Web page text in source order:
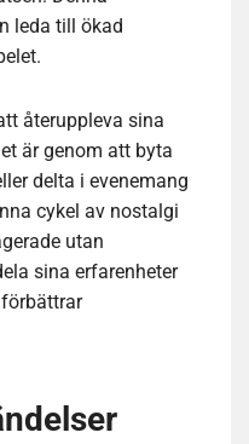
leda till ökad
återuppleva sina
är genom att byta
delta i evenemang
cykel av nostalgi
utan
sina erfarenheter